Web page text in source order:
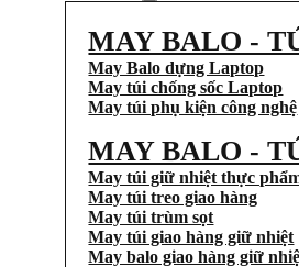
MAY BALO -
May Balo dựng Laptop
May túi chống sốc Laptop
May túi phụ kiện công nghệ
MAY BALO -
May túi giữ nhiệt thực
May túi treo giao hàng
May túi trùm sọt
May túi giao hàng giữ nhiệt
May balo giao hàng giữ